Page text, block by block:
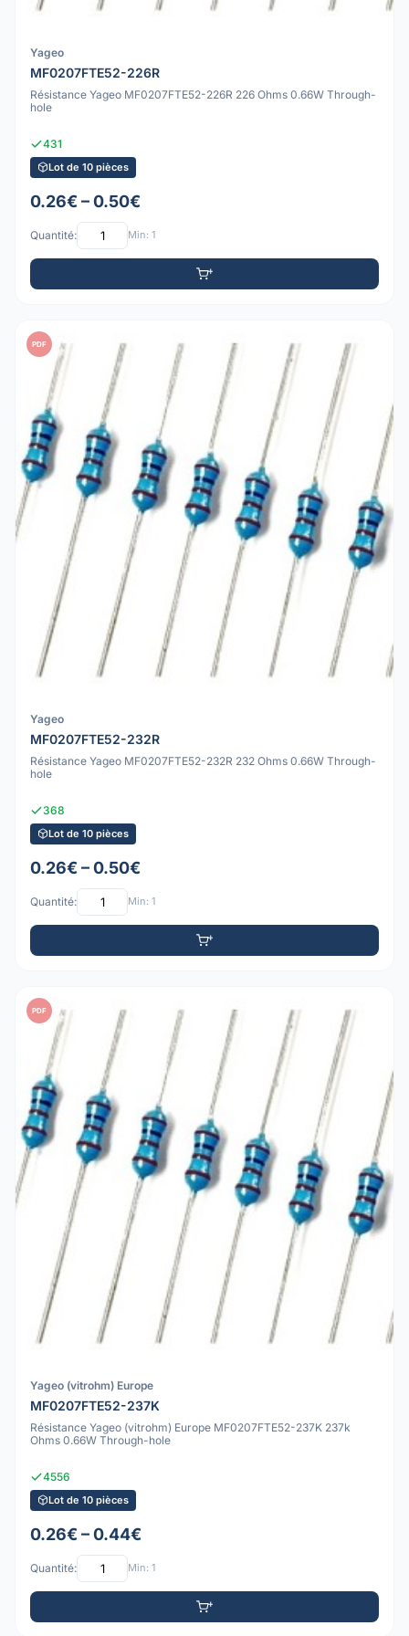
Yageo
MF0207FTE52-226R
Résistance Yageo MF0207FTE52-226R 226 Ohms 0.66W Through-
hole
431
Lot de 10 pièces
0.26€ – 0.50€
Quantité: Min: 1
PDF
Yageo
MF0207FTE52-232R
Résistance Yageo MF0207FTE52-232R 232 Ohms 0.66W Through-
hole
368
Lot de 10 pièces
0.26€ – 0.50€
Quantité: Min: 1
PDF
Yageo (vitrohm) Europe
MF0207FTE52-237K
Résistance Yageo (vitrohm) Europe MF0207FTE52-237K 237k
Ohms 0.66W Through-hole
4556
Lot de 10 pièces
0.26€ – 0.44€
Quantité: Min: 1